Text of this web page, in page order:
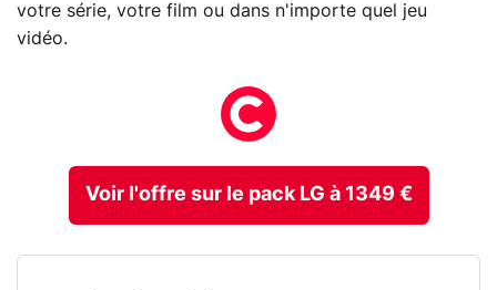
votre série, votre film ou dans n'importe quel jeu
vidéo.
Voir l'offre sur le pack LG à 1349 €